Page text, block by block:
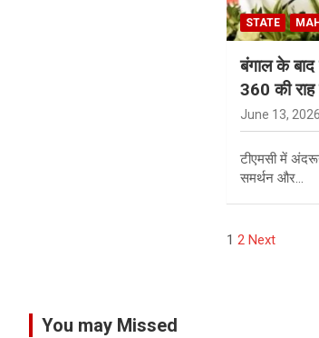
STATE
बंगाल के बाद
360 की राह
June 13,
टीएमसी में
समर्थन और…
Posts
1 2 Next
You may Missed